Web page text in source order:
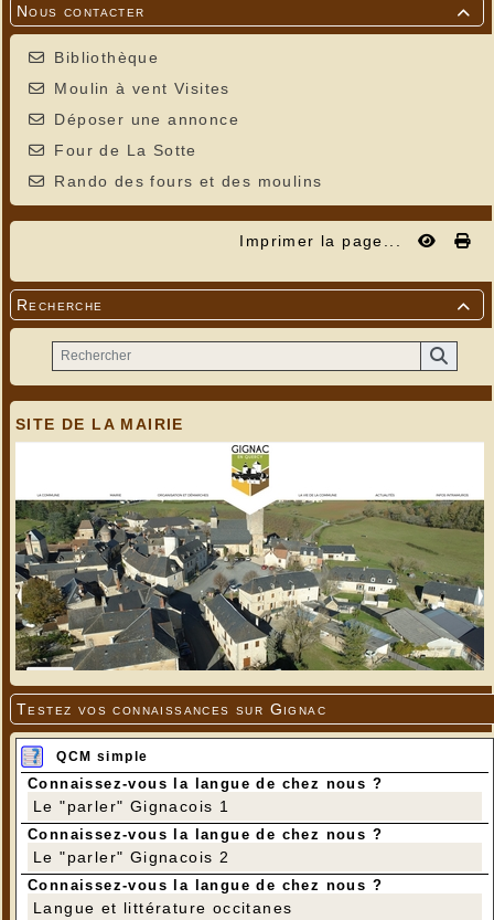

Nous contacter
Bibliothèque
Moulin à vent Visites
Déposer une annonce
Four de La Sotte
Rando des fours et des moulins
Imprimer la page...

Recherche
SITE DE LA MAIRIE
Testez vos connaissances sur Gignac
QCM simple
Connaissez-vous la langue de chez nous ?
Le "parler" Gignacois 1
Connaissez-vous la langue de chez nous ?
Le "parler" Gignacois 2
Connaissez-vous la langue de chez nous ?
Langue et littérature occitanes